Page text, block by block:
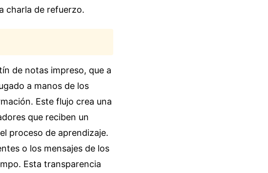
charla de refuerzo.
de notas impreso, que a
a manos de los
Este flujo crea una
que reciben un
proceso de aprendizaje.
o los mensajes de los
Esta transparencia